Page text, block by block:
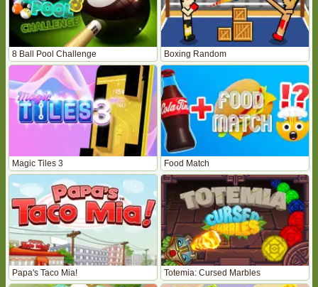
8 Ball Pool Challenge Boxing Random
Magic Tiles 3 Food Match
Papa's Taco Mia! Totemia: Cursed Marbles